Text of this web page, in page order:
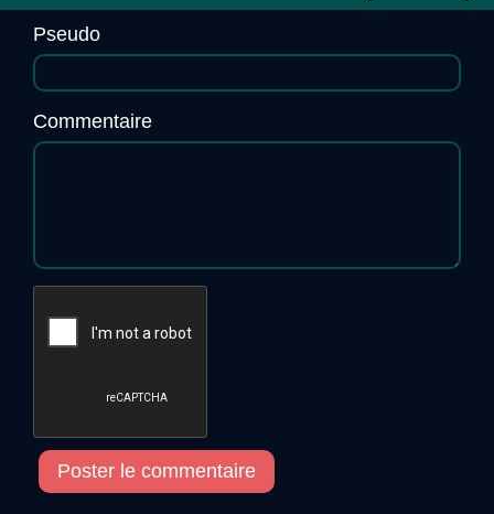
Pseudo
Commentaire
Poster le commentaire